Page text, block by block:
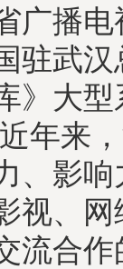
广播
驻武
》大
来，
、影
视、
流合